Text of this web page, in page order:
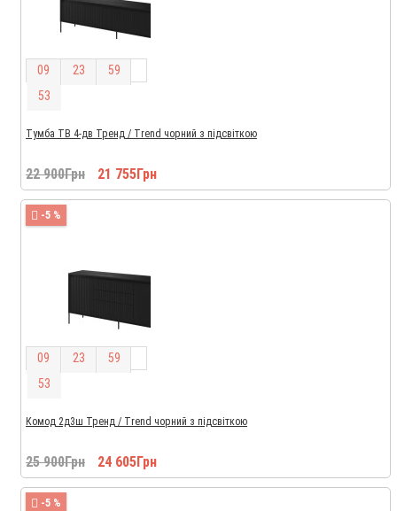
09 23 59
52
Тумба ТВ 4-дв Тренд / Trend чорний з підсвіткою
22 900Грн 21 755Грн
-5 %
09 23 59
52
Комод 2д3ш Тренд / Trend чорний з підсвіткою
25 900Грн 24 605Грн
-5 %